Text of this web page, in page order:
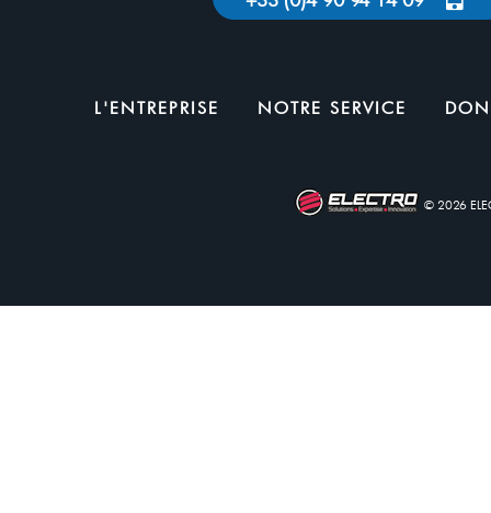
L'ENTREPRISE NOTRE SERVICE
© 2026